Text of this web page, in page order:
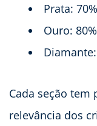
Prata: 70%
Ouro: 80%
Cada seção tem
relevância dos